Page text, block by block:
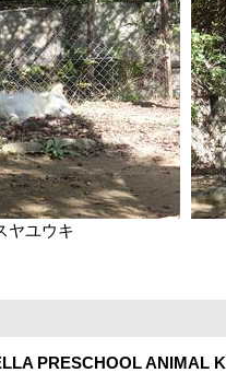
ヤユウキ
PRESCHOOL ANIMAL